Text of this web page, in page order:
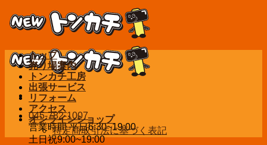
to
content
045-782-1007
営業時間 平日6:30~19:00
土日祝9:00~19:00
トップ
売り場案内
トンカチ工房
出張サービス
リフォーム
アクセス
オンラインショップ
特定商取引法に基づく表記